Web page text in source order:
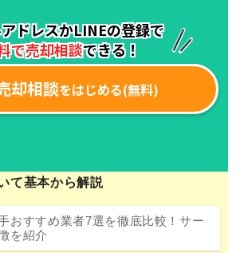
て基本から解説
おすすめ業者7選を徹底比較！サー
を紹介